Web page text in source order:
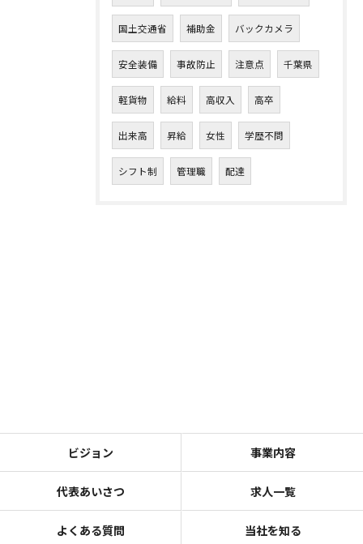
国土交通省 補助金 バックカメラ
安全装備 事故防止 注意点 千葉県
軽貨物 給料 高収入 高卒
出来高 昇給 女性 学歴不問
シフト制 管理職 配達
ビジョン 事業内容
代表あいさつ 求人一覧
よくある質問 当社を知る